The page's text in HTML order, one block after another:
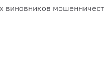
виновников